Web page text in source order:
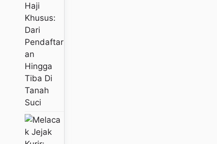
Haji
Khusus:
Dari
Pendaftar
An
Hingga
Tiba Di
Tanah
Suci